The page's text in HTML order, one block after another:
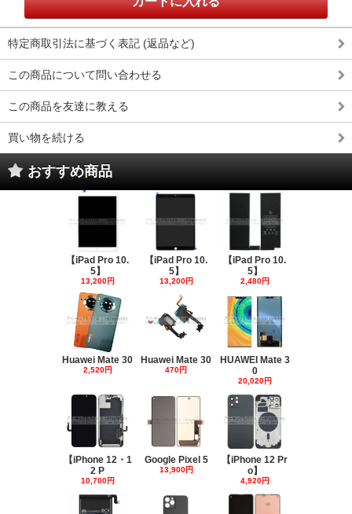
特定商取引法に基づく表記 (返品など)
この商品について問い合わせる
この商品を友達に教える
買い物を続ける
おすすめ商品
【iPad Pro 10.
5】
13,200円
【iPad Pro 10.
5】
13,200円
【iPad Pro 10.
5】
2,480円
Huawei Mate 30
2,520円
Huawei Mate 30
470円
HUAWEI Mate 3
0
20,020円
【iPhone 12・1
2 P
10,700円
Google Pixel 5
13,900円
【iPhone 12 Pr
o】
4,920円